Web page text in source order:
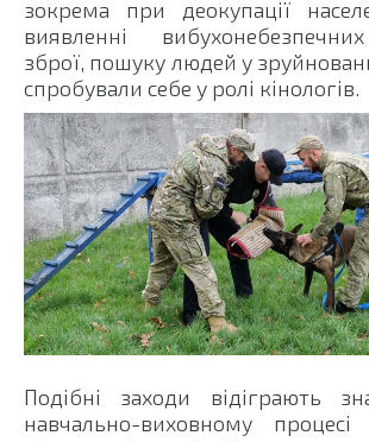
зокрема при деокупації
виявленні
зброї, пошуку людей у
спробували себе у ролі кінологів.
Подібні заходи відіграють
навчально-виховному